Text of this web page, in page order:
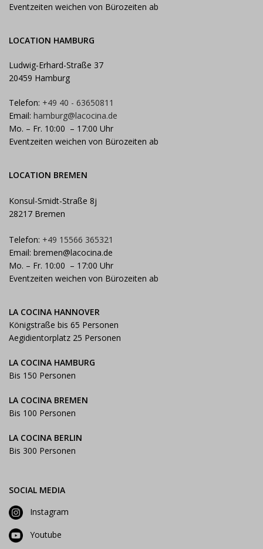
Eventzeiten weichen von Bürozeiten ab
LOCATION HAMBURG
Ludwig-Erhard-Straße 37
20459 Hamburg
Telefon: +49 40 - 63650811
Email: hamburg@lacocina.de
Mo. – Fr. 10:00 – 17:00 Uhr
Eventzeiten weichen von Bürozeiten ab
LOCATION BREMEN
Konsul-Smidt-Straße 8j
28217 Bremen
Telefon: +49 15566 365321
Email: bremen@lacocina.de
Mo. – Fr. 10:00 – 17:00 Uhr
Eventzeiten weichen von Bürozeiten ab
LA COCINA HANNOVER
Königstraße bis 65 Personen
Aegidientorplatz 25 Personen
LA COCINA HAMBURG
Bis 150 Personen
LA COCINA BREMEN
Bis 100 Personen
LA COCINA BERLIN
Bis 300 Personen
SOCIAL MEDIA
Instagram
Youtube